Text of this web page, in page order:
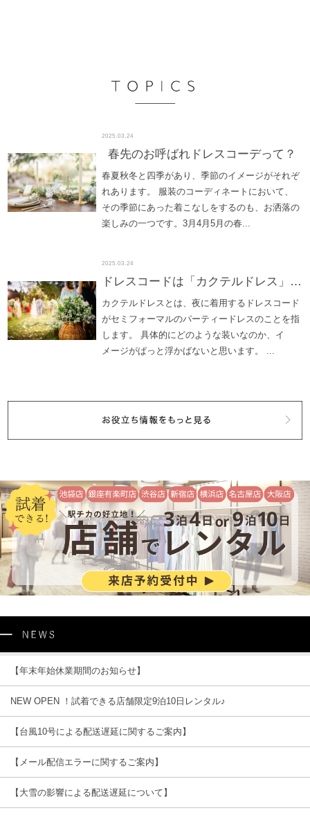
2025.03.24
春先のお呼ばれドレスコーデって？
春夏秋冬と四季があり、季節のイメージがそれぞ
れあります。 服装のコーディネートにおいて、
その季節にあった着こなしをするのも、お洒落の
楽しみの一つです。3月4月5月の春...
2025.03.24
ドレスコードは「カクテルドレス」！？
カクテルドレスとは、夜に着用するドレスコード
がセミフォーマルのパーティードレスのことを指
します。 具体的にどのような装いなのか、イ
メージがぱっと浮かばないと思います。 ...
【年末年始休業期間のお知らせ】
NEW OPEN ！試着できる店舗限定9泊10日レンタル♪
【台風10号による配送遅延に関するご案内】
【メール配信エラーに関するご案内】
【大雪の影響による配送遅延について】